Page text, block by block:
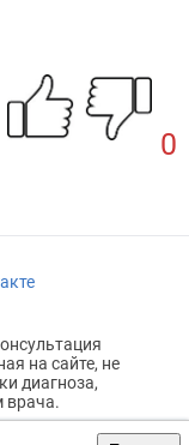
0
на сайте, не
диагноза,
врача.